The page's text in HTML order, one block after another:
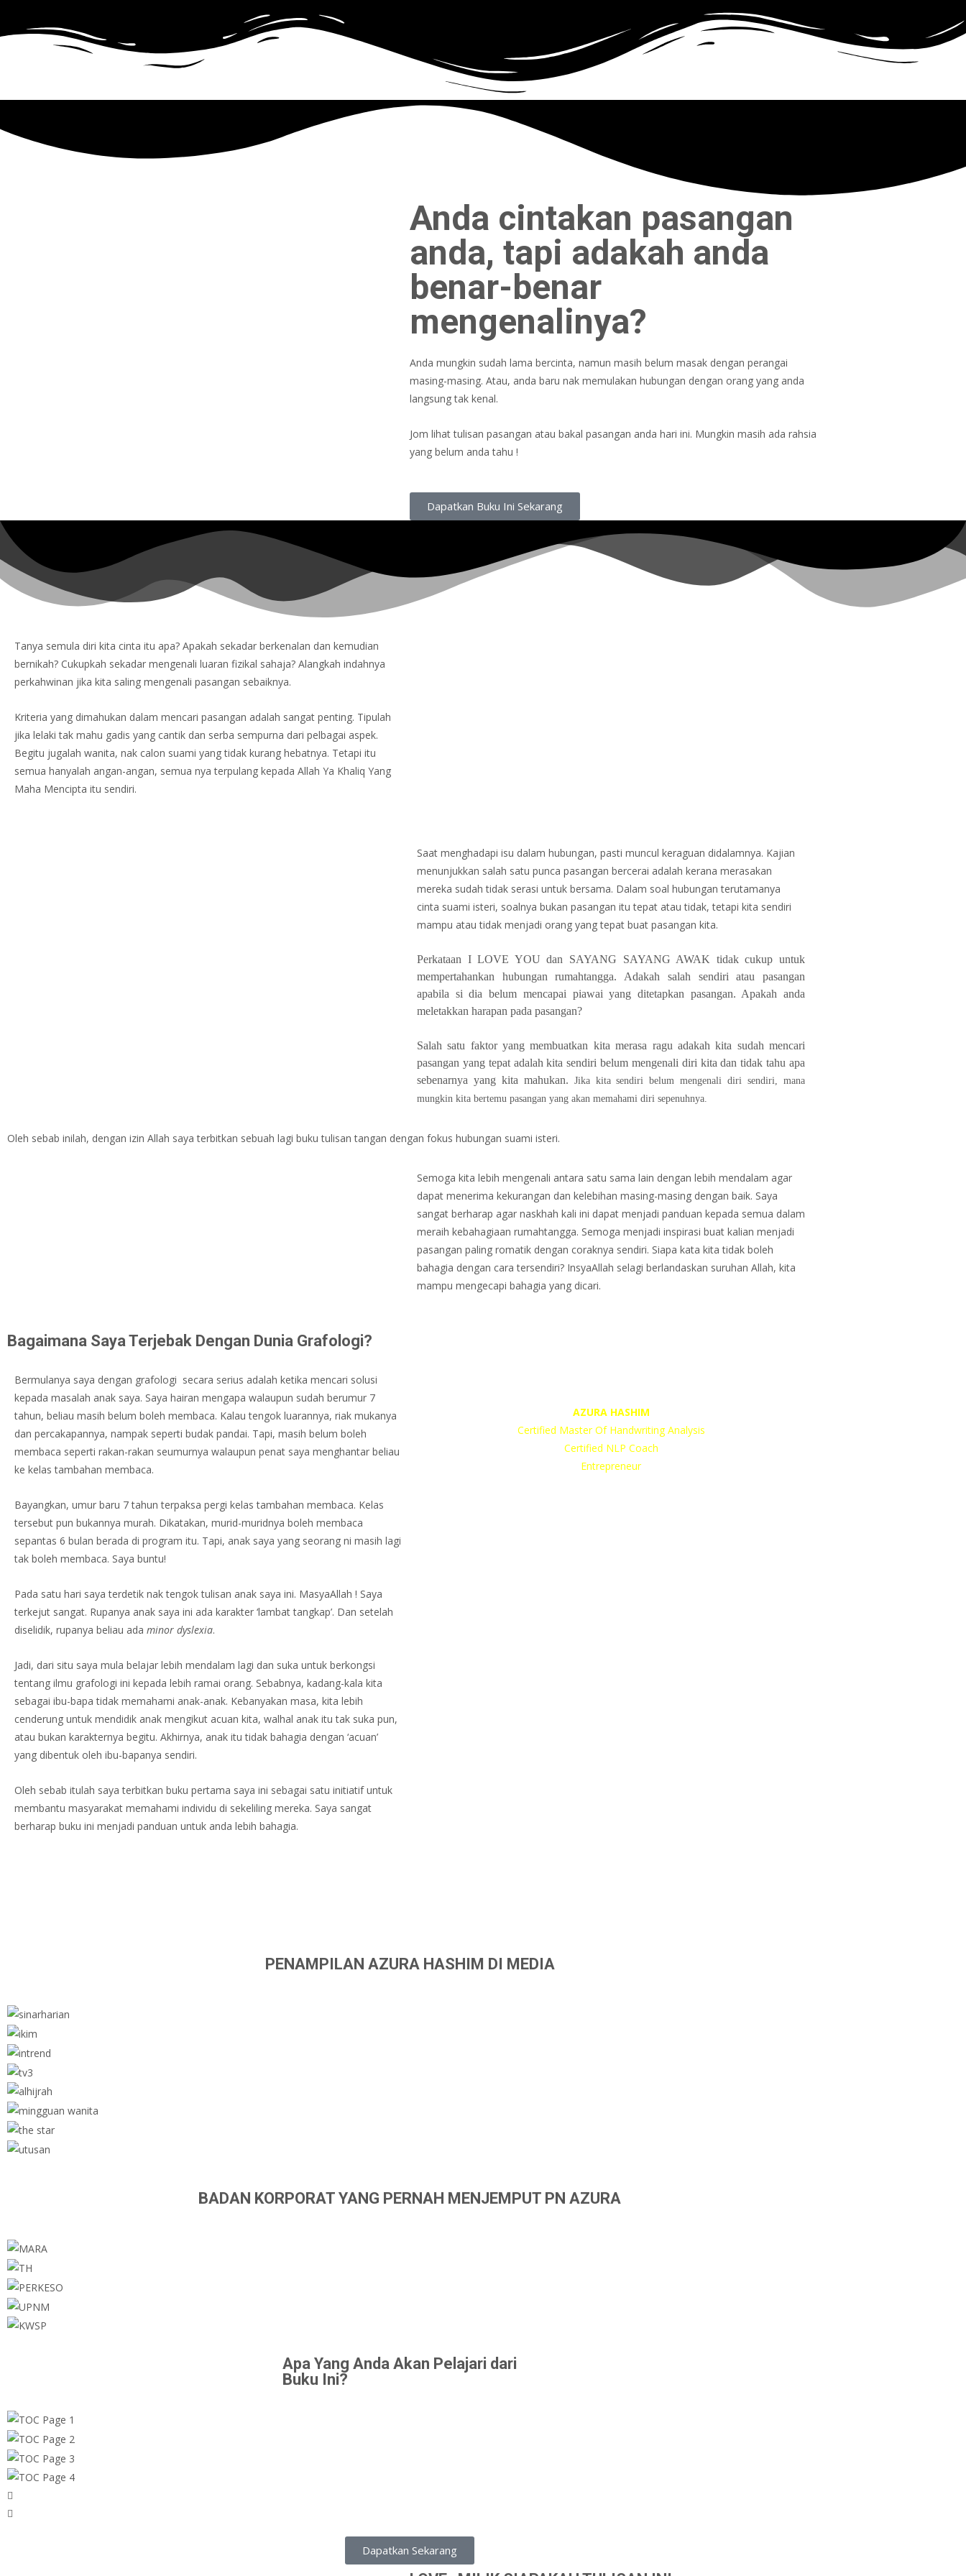
Anda cintakan pasangan
anda, tapi adakah anda
benar-benar
mengenalinya?
Anda mungkin sudah lama bercinta, namun masih belum masak dengan perangai
masing-masing. Atau, anda baru nak memulakan hubungan dengan orang yang anda
langsung tak kenal.
Jom lihat tulisan pasangan atau bakal pasangan anda hari ini. Mungkin masih ada rahsia
yang belum anda tahu !
Dapatkan Buku Ini Sekarang
Tanya semula diri kita cinta itu apa? Apakah sekadar berkenalan dan kemudian
bernikah? Cukupkah sekadar mengenali luaran fizikal sahaja? Alangkah indahnya
perkahwinan jika kita saling mengenali pasangan sebaiknya.
Kriteria yang dimahukan dalam mencari pasangan adalah sangat penting. Tipulah
jika lelaki tak mahu gadis yang cantik dan serba sempurna dari pelbagai aspek.
Begitu jugalah wanita, nak calon suami yang tidak kurang hebatnya. Tetapi itu
semua hanyalah angan-angan, semua nya terpulang kepada Allah Ya Khaliq Yang
Maha Mencipta itu sendiri.
Saat menghadapi isu dalam hubungan, pasti muncul keraguan didalamnya. Kajian
menunjukkan salah satu punca pasangan bercerai adalah kerana merasakan
mereka sudah tidak serasi untuk bersama. Dalam soal hubungan terutamanya
cinta suami isteri, soalnya bukan pasangan itu tepat atau tidak, tetapi kita sendiri
mampu atau tidak menjadi orang yang tepat buat pasangan kita.
Perkataan I LOVE YOU dan SAYANG SAYANG AWAK tidak cukup untuk
mempertahankan hubungan rumahtangga. Adakah salah sendiri atau pasangan
apabila si dia belum mencapai piawai yang ditetapkan pasangan. Apakah anda
meletakkan harapan pada pasangan?
Salah satu faktor yang membuatkan kita merasa ragu adakah kita sudah mencari
pasangan yang tepat adalah kita sendiri belum mengenali diri kita dan tidak tahu apa
sebenarnya yang kita mahukan. Jika kita sendiri belum mengenali diri sendiri, mana
mungkin kita bertemu pasangan yang akan memahami diri sepenuhnya.
Oleh sebab inilah, dengan izin Allah saya terbitkan sebuah lagi buku tulisan tangan dengan fokus hubungan suami isteri.
Semoga kita lebih mengenali antara satu sama lain dengan lebih mendalam agar
dapat menerima kekurangan dan kelebihan masing-masing dengan baik. Saya
sangat berharap agar naskhah kali ini dapat menjadi panduan kepada semua dalam
meraih kebahagiaan rumahtangga. Semoga menjadi inspirasi buat kalian menjadi
pasangan paling romatik dengan coraknya sendiri. Siapa kata kita tidak boleh
bahagia dengan cara tersendiri? InsyaAllah selagi berlandaskan suruhan Allah, kita
mampu mengecapi bahagia yang dicari.
Bagaimana Saya Terjebak Dengan Dunia Grafologi?
Bermulanya saya dengan grafologi secara serius adalah ketika mencari solusi
kepada masalah anak saya. Saya hairan mengapa walaupun sudah berumur 7
tahun, beliau masih belum boleh membaca. Kalau tengok luarannya, riak mukanya
dan percakapannya, nampak seperti budak pandai. Tapi, masih belum boleh
membaca seperti rakan-rakan seumurnya walaupun penat saya menghantar beliau
ke kelas tambahan membaca.
Bayangkan, umur baru 7 tahun terpaksa pergi kelas tambahan membaca. Kelas
tersebut pun bukannya murah. Dikatakan, murid-muridnya boleh membaca
sepantas 6 bulan berada di program itu. Tapi, anak saya yang seorang ni masih lagi
tak boleh membaca. Saya buntu!
Pada satu hari saya terdetik nak tengok tulisan anak saya ini. MasyaAllah ! Saya
terkejut sangat. Rupanya anak saya ini ada karakter ‘lambat tangkap’. Dan setelah
diselidik, rupanya beliau ada minor dyslexia.
Jadi, dari situ saya mula belajar lebih mendalam lagi dan suka untuk berkongsi
tentang ilmu grafologi ini kepada lebih ramai orang. Sebabnya, kadang-kala kita
sebagai ibu-bapa tidak memahami anak-anak. Kebanyakan masa, kita lebih
cenderung untuk mendidik anak mengikut acuan kita, walhal anak itu tak suka pun,
atau bukan karakternya begitu. Akhirnya, anak itu tidak bahagia dengan ‘acuan’
yang dibentuk oleh ibu-bapanya sendiri.
Oleh sebab itulah saya terbitkan buku pertama saya ini sebagai satu initiatif untuk
membantu masyarakat memahami individu di sekeliling mereka. Saya sangat
berharap buku ini menjadi panduan untuk anda lebih bahagia.
AZURA HASHIM
Certified Master Of Handwriting Analysis
Certified NLP Coach
Entrepreneur
PENAMPILAN AZURA HASHIM DI MEDIA
BADAN KORPORAT YANG PERNAH MENJEMPUT PN AZURA
Apa Yang Anda Akan Pelajari dari
Buku Ini?
Dapatkan Sekarang